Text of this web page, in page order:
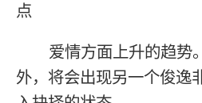
点
爱情方面上升的趋势
外，将会出现另一个俊逸